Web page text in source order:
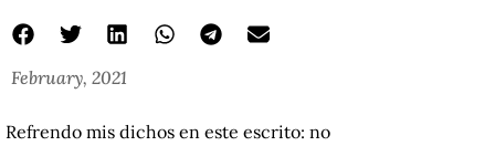
February, 2021
Refrendo mis dichos en este escrito: no